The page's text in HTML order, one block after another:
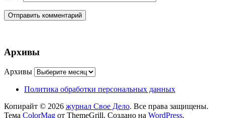
Архивы
Архивы
Политика обработки персональных данных
Копирайт © 2026 журнал Свое Дело. Все права защищены.
Тема ColorMag от ThemeGrill. Создано на WordPress.